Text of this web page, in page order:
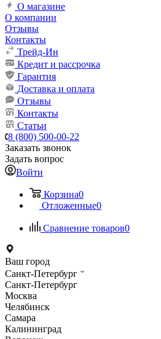
О магазине
О компании
Отзывы
Контакты
Трейд-Ин
Кредит и рассрочка
Гарантия
Доставка и оплата
Отзывы
Контакты
Статьи
8 (800) 500-00-22
Заказать звонок
Задать вопрос
Войти
Корзина0
Отложенные0
Сравнение товаров0
Ваш город
Санкт-Петербург
Санкт-Петербург
Москва
Челябинск
Самара
Калининград